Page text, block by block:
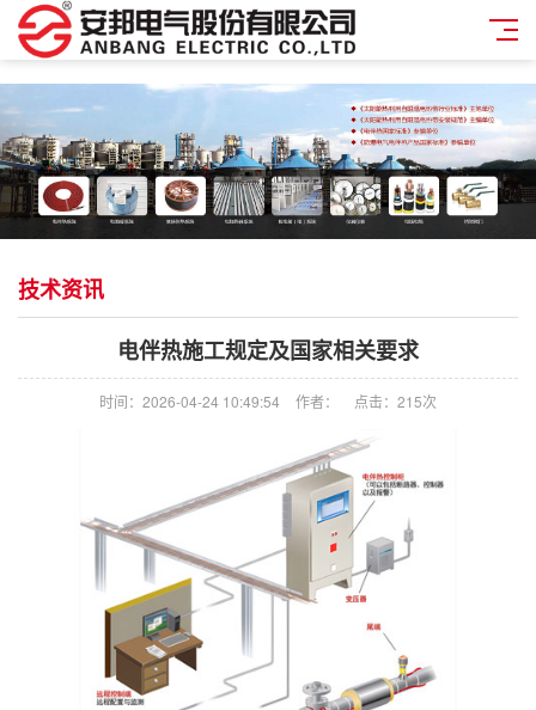
技术资讯
电伴热施工规定及国家相关要求
时间：2026-04-24 10:49:54 作者： 点击： 215次